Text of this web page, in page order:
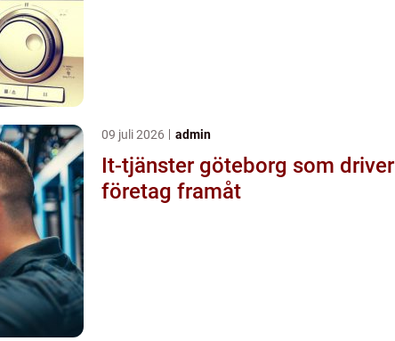
09 juli 2026 admin
It-tjänster göteborg som driver
företag framåt